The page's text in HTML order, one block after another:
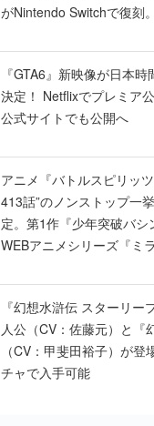
がNintendo Switchで復刻
『GTA6』新映像が日本
決定！ Netflixでプレミア
公式サイトでも公開へ
アニメ『バトルスピリッ
413話”のノンストップ一
定。第1作『少年突破バシ
WEBアニメシリーズ『ミ
『幻想水滸伝 スターリー
人公（CV：佐藤元）と『
（CV：甲斐田裕子）が
チャで入手可能